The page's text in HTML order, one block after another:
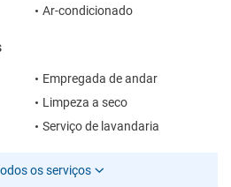
Ar-condicionado
Empregada de andar
Limpeza a seco
Serviço de lavandaria
os serviços